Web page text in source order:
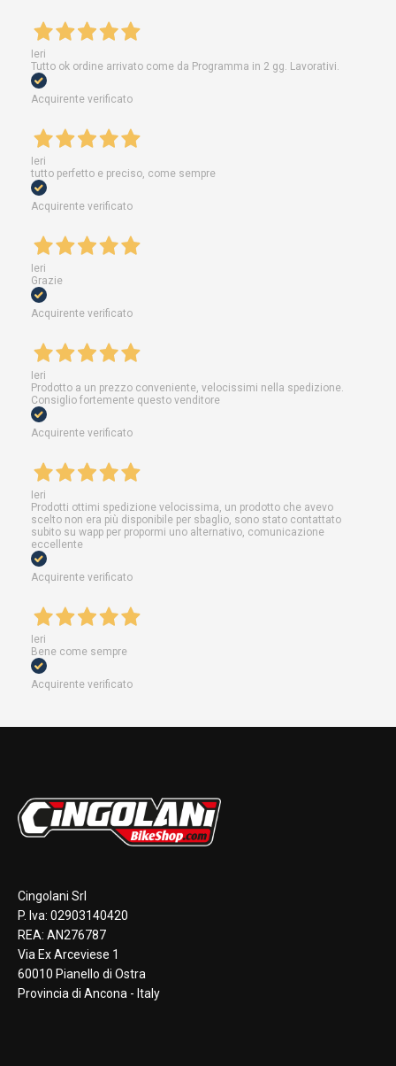
Ieri
Tutto ok ordine arrivato come da Programma in 2 gg. Lavorativi.
Acquirente verificato
Ieri
tutto perfetto e preciso, come sempre
Acquirente verificato
Ieri
Grazie
Acquirente verificato
Ieri
Prodotto a un prezzo conveniente, velocissimi nella spedizione.
Consiglio fortemente questo venditore
Acquirente verificato
Ieri
Prodotti ottimi spedizione velocissima, un prodotto che avevo
scelto non era più disponibile per sbaglio, sono stato contattato
subito su wapp per propormi uno alternativo, comunicazione
eccellente
Acquirente verificato
Ieri
Bene come sempre
Acquirente verificato
Cingolani Srl
P. Iva: 02903140420
REA: AN276787
Via Ex Arceviese 1
60010 Pianello di Ostra
Provincia di Ancona - Italy